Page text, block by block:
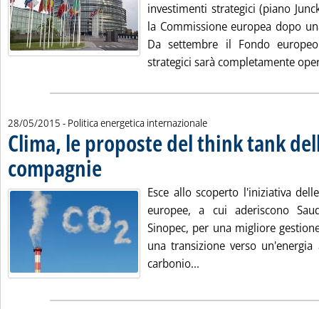
investimenti strategici (piano
la Commissione europea dopo
Da settembre il Fondo
strategici sarà completamente
28/05/2015 - Politica energetica internazionale
Clima, le proposte del think tank
compagnie . Pubblicata giovedì 28 maggio 2015 alle 11.36.
Esce allo scoperto l'iniziativa
europee, a cui aderiscono
Sinopec, per una migliore
una transizione verso
carbonio...